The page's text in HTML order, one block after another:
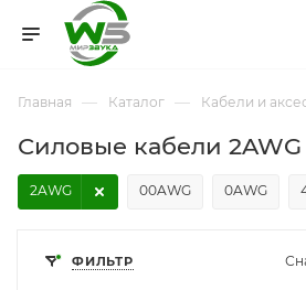
Главная — Каталог — Кабели и
Силовые кабели 2AWG
00AWG 0AWG
2AWG
ФИЛЬТР